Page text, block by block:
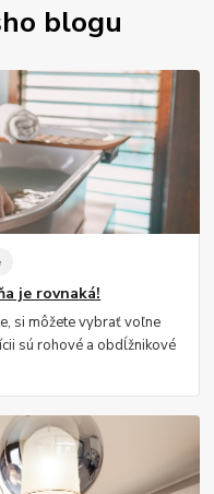
blogu
je rovnaká!
si môžete vybrať voľne
sú rohové a obdĺžnikové